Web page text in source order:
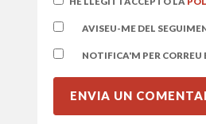
AVISEU-ME DEL
NOTIFICA'M PER CORREU